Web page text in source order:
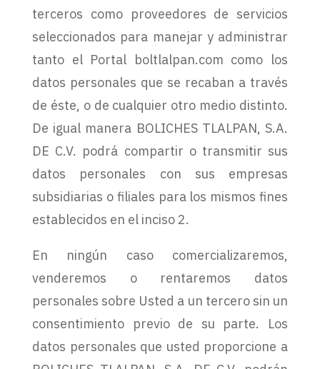
terceros como proveedores de servicios
seleccionados para manejar y administrar
tanto el Portal boltlalpan.com como los
datos personales que se recaban a través
de éste, o de cualquier otro medio distinto.
De igual manera BOLICHES TLALPAN, S.A.
DE C.V. podrá compartir o transmitir sus
datos personales con sus empresas
subsidiarias o filiales para los mismos fines
establecidos en el inciso 2.
En ningún caso comercializaremos,
venderemos o rentaremos datos
personales sobre Usted a un tercero sin un
consentimiento previo de su parte. Los
datos personales que usted proporcione a